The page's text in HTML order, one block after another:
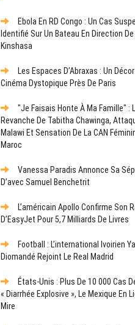
Ebola En RD Congo : Un Cas
Identifié Sur Un Bateau En Direction De
Kinshasa
Les Espaces D’Abraxas : Un
Cinéma Dystopique Près De Paris
"Je Faisais Honte À Ma Famille" :
Revanche De Tabitha Chawinga,
Malawi Et Sensation De La CAN
Maroc
Vanessa Paradis Annonce Sa
D’avec Samuel Benchetrit
L’américain Apollo Confirme Son
D’EasyJet Pour 5,7 Milliards De Livres
Football : L’international Ivoirien
Diomandé Rejoint Le Real Madrid
États-Unis : Plus De 10 000 Cas
« Diarrhée Explosive », Le Mexique En
Mire